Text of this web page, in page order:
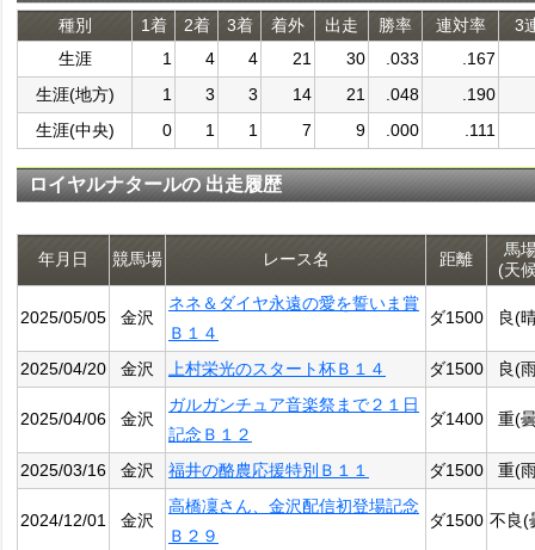
種別 1着 2着 3着 着外 出走 勝率 連対率
3
生涯
1 4 4 21 30 .033
.167
生涯(地方)
1 3 3 14 21 .048
.190
生涯(中央)
0 1 1 7 9 .000 .111
ロイヤルナタールの 出走履歴
年月日 競馬場 レース名 距離
馬
(天
2025/05/05 金沢
ネネ＆ダイヤ永遠の愛を誓いま賞
Ｂ１４
ダ1500 良(
2025/04/20 金沢 上村栄光のスタート杯Ｂ１４ ダ1500 良(
2025/04/06 金沢
ガルガンチュア音楽祭まで２１日
記念Ｂ１２
ダ1400 重(
2025/03/16 金沢 福井の酪農応援特別Ｂ１１ ダ1500 重(
2024/12/01 金沢
高橋凜さん、金沢配信初登場記念
Ｂ２９
ダ1500 不良(